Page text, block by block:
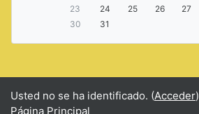
23
24 25 26 27
30
31
Usted no se ha identificado. (Acceder)
Página Principal